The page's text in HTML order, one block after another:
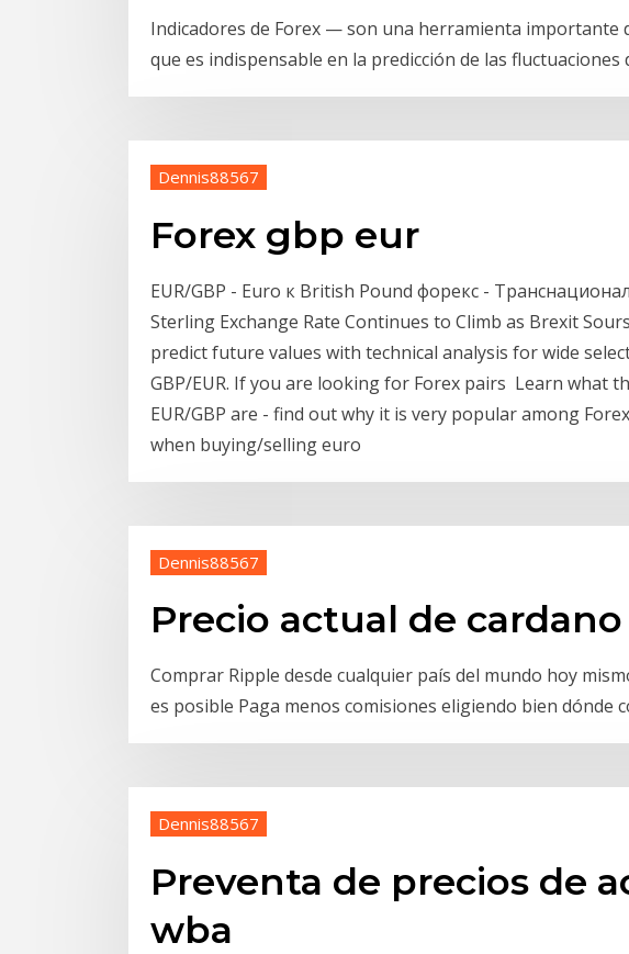
Indicadores de Forex — son una herramienta importante
que es indispensable en la predicción de las fluctuaciones
Dennis88567
Forex gbp eur
EUR/GBP - Euro к British Pound форекс -
Sterling Exchange Rate Continues to Climb as Brexit
predict future values with technical analysis for wide
GBP/EUR. If you are looking for Forex pairs Learn what
EUR/GBP are - find out why it is very popular among
when buying/selling euro
Dennis88567
Precio actual de cardano
Comprar Ripple desde cualquier país del mundo hoy
es posible Paga menos comisiones eligiendo bien dónde
Dennis88567
Preventa de precios de
wba